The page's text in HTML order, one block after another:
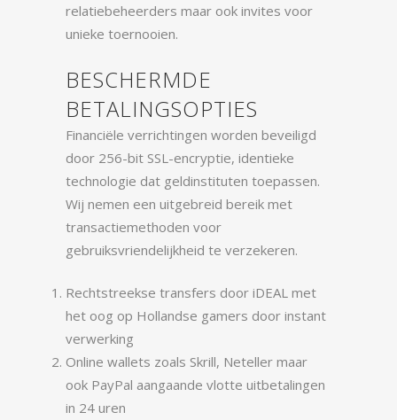
relatiebeheerders maar ook invites voor
unieke toernooien.
BESCHERMDE
BETALINGSOPTIES
Financiële verrichtingen worden beveiligd
door 256-bit SSL-encryptie, identieke
technologie dat geldinstituten toepassen.
Wij nemen een uitgebreid bereik met
transactiemethoden voor
gebruiksvriendelijkheid te verzekeren.
Rechtstreekse transfers door iDEAL met
het oog op Hollandse gamers door instant
verwerking
Online wallets zoals Skrill, Neteller maar
ook PayPal aangaande vlotte uitbetalingen
in 24 uren